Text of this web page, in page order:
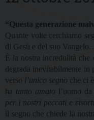
“Questa generazione
Quante volte cerchiamo
di Gesù e del suo
È la nostra incredulità che
degrada inevitabilmente in
verso l’unico segno che ci
ha tanto amato l’uomo
per i nostri peccati e
il segno che chiede la